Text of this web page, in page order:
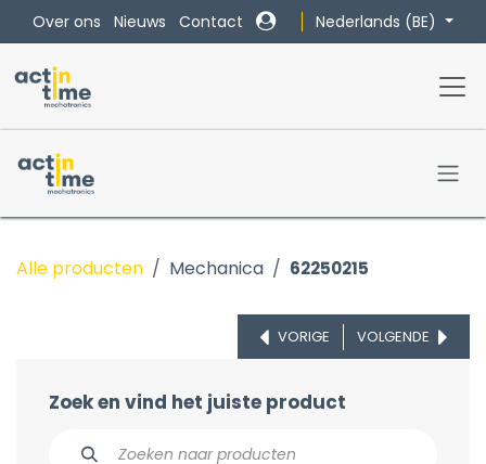
Overslaan naar inhoud
Over ons Nieuws Contact Nederlands (BE)
Alle producten Mechanica 62250215
VORIGE VOLGENDE
Zoek en vind het juiste product